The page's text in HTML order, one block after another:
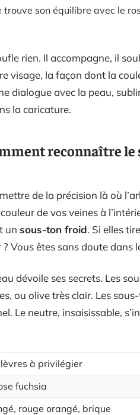
son équilibre avec le
rien. Il accompagne, il
visage, la façon dont la
dialogue avec la peau,
la caricature.
reconnaître le
mettre de la précision là où
de vos veines à
un sous-ton froid. Si elles
Vous êtes sans doute dans
dévoile ses secrets. Les
ou olive très clair. Les
Le neutre, insaisissable,
à privilégier
fuchsia
rouge orangé, brique